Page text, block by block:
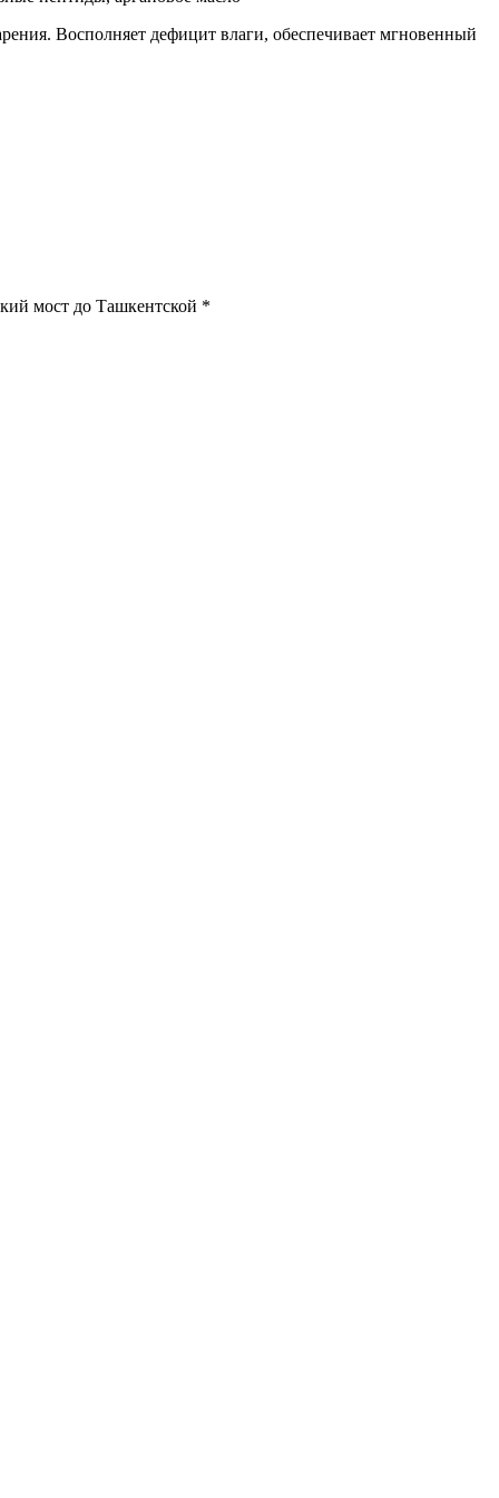
Восполняет дефицит влаги, обеспечивает мгновенный
мост до Ташкентской *